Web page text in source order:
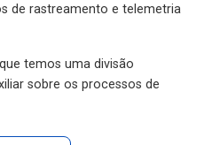
de rastreamento e telemetria
temos uma divisão
sobre os processos de